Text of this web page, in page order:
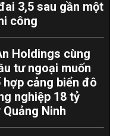
3,5 sau gần một
công
Holdings cùng
tư ngoại muốn
hợp cảng biển đô
nghiệp 18 tỷ
Quảng Ninh